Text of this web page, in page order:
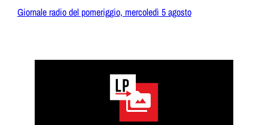
Giornale radio del pomeriggio, mercoledì 5 agosto